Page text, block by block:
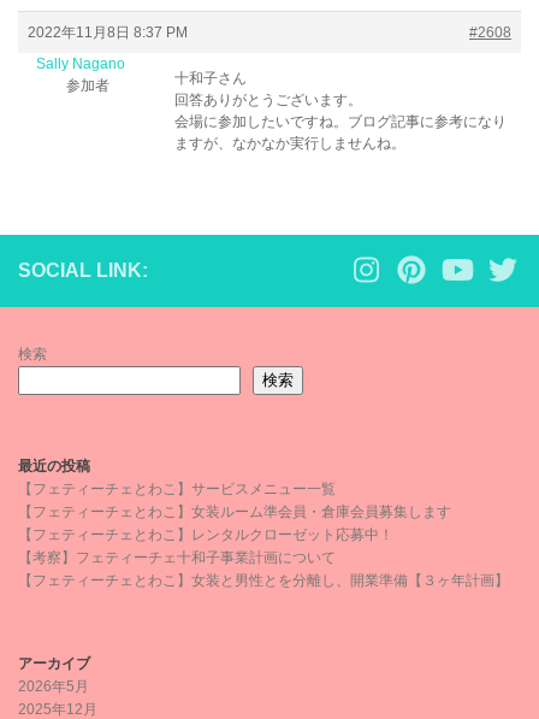
2022年11月8日 8:37 PM
#2608
Sally Nagano
参加者
十和子さん
回答ありがとうございます。
会場に参加したいですね。ブログ記事に参考になり
ますが、なかなか実行しませんね。
SOCIAL LINK:
検索
検索
最近の投稿
【フェティーチェとわこ】サービスメニュー一覧
【フェティーチェとわこ】女装ルーム準会員・倉庫会員募集します
【フェティーチェとわこ】レンタルクローゼット応募中！
【考察】フェティーチェ十和子事業計画について
【フェティーチェとわこ】女装と男性とを分離し、開業準備【３ヶ年計画】
アーカイブ
2026年5月
2025年12月